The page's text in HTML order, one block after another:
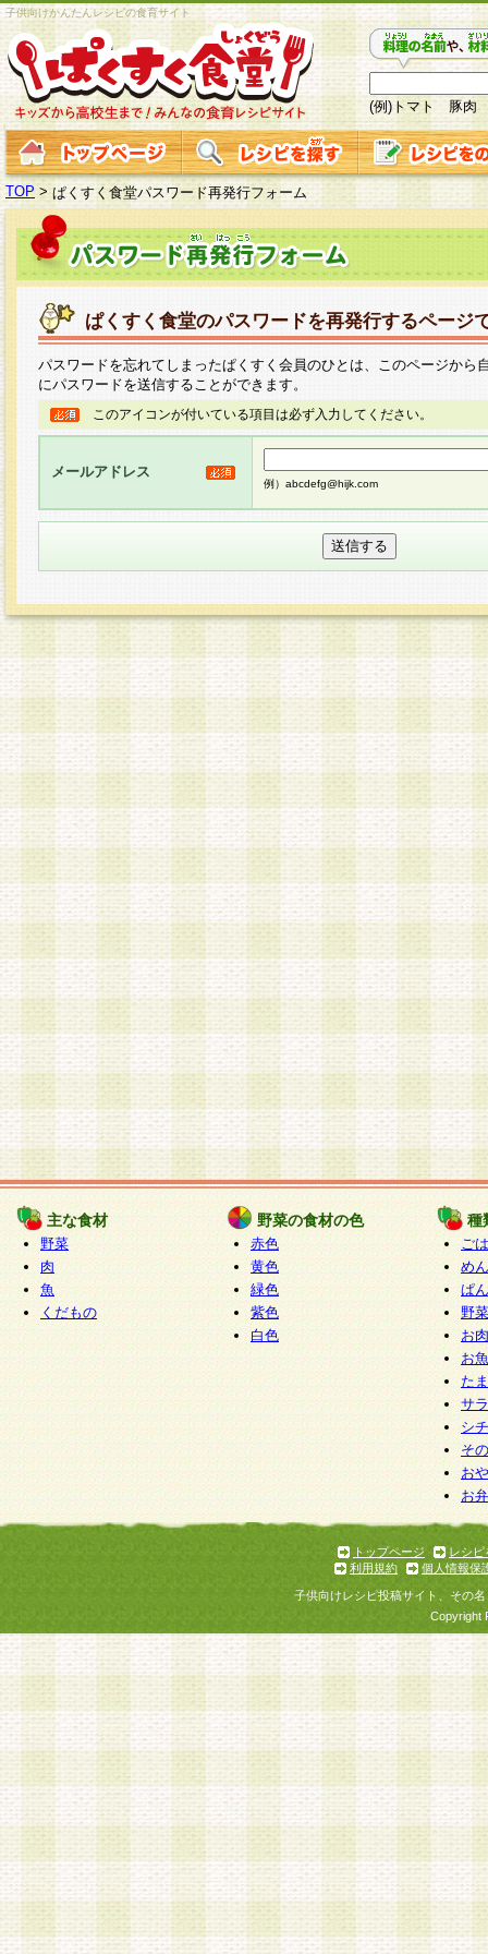
子供向けかんたんレシピの食育サイト
(例)トマト 豚肉
TOP > ぱくすく食堂パスワード再発行フォーム
ぱくすく食堂のパスワードを再発行するページ
パスワードを忘れてしまったぱくすく会員のひとは、このページから
にパスワードを送信することができます。
このアイコンが付いている項目は必ず入力してください。
メールアドレス
例）abcdefg@hijk.com
主な食材
野菜
肉
魚
くだもの
野菜の食材の色
赤色
黄色
緑色
紫色
白色
種
ご
めん
ぱん
野
お
お
た
サ
シ
そ
お
お
トップページ
レシピ
利用規約
個人情報保
子供向けレシピ投稿サイト、その
Copyright